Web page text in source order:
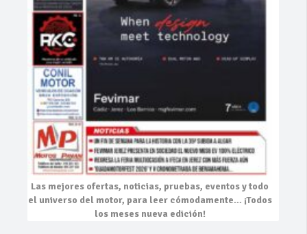
Las mejores ofertas, noticias, pruebas, eventosy todo
el universo del motor, para leer cómodamente… ¡Todos
los meses nueva edición!